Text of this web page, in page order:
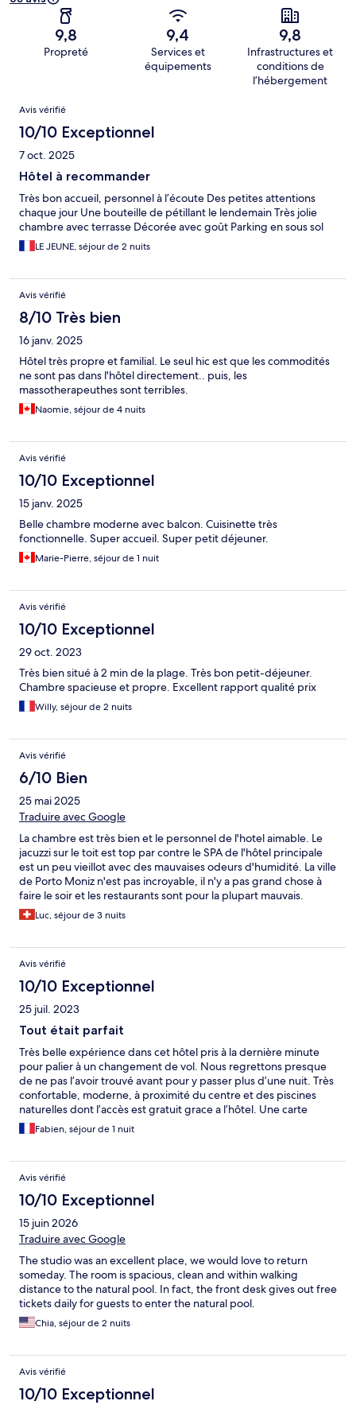
9,8
Propreté
9,4
Services et
équipements
9,8
Infrastructures et
conditions de
l’hébergement
Avis
Avis vérifié
10/10 Exceptionnel
7 oct. 2025
Hôtel à recommander
Très bon accueil, personnel à l’écoute Des petites attentions
chaque jour Une bouteille de pétillant le lendemain Très jolie
chambre avec terrasse Décorée avec goût Parking en sous sol
LE JEUNE, séjour de 2 nuits
Avis vérifié
8/10 Très bien
16 janv. 2025
Hôtel très propre et familial. Le seul hic est que les commodités
ne sont pas dans l'hôtel directement.. puis, les
massotherapeuthes sont terribles.
Naomie, séjour de 4 nuits
Avis vérifié
10/10 Exceptionnel
15 janv. 2025
Belle chambre moderne avec balcon. Cuisinette très
fonctionnelle. Super accueil. Super petit déjeuner.
Marie-Pierre, séjour de 1 nuit
Avis vérifié
10/10 Exceptionnel
29 oct. 2023
Très bien situé à 2 min de la plage. Très bon petit-déjeuner.
Chambre spacieuse et propre. Excellent rapport qualité prix
Willy, séjour de 2 nuits
Avis vérifié
6/10 Bien
25 mai 2025
Traduire avec Google
La chambre est très bien et le personnel de l'hotel aimable. Le
jacuzzi sur le toit est top par contre le SPA de l'hôtel principale
est un peu vieillot avec des mauvaises odeurs d'humidité. La ville
de Porto Moniz n'est pas incroyable, il n'y a pas grand chose à
faire le soir et les restaurants sont pour la plupart mauvais.
Luc, séjour de 3 nuits
Avis vérifié
10/10 Exceptionnel
25 juil. 2023
Tout était parfait
Très belle expérience dans cet hôtel pris à la dernière minute
pour palier à un changement de vol. Nous regrettons presque
de ne pas l’avoir trouvé avant pour y passer plus d’une nuit. Très
confortable, moderne, à proximité du centre et des piscines
naturelles dont l’accès est gratuit grace a l’hôtel. Une carte
postale et un petit pot de confiture offert lors du check out, tout
était parfait jusqu’à la dernière minute!
Fabien, séjour de 1 nuit
Avis vérifié
10/10 Exceptionnel
15 juin 2026
Traduire avec Google
The studio was an excellent place, we would love to return
someday. The room is spacious, clean and within walking
distance to the natural pool. In fact, the front desk gives out free
tickets daily for guests to enter the natural pool.
Chia, séjour de 2 nuits
Avis vérifié
10/10 Exceptionnel